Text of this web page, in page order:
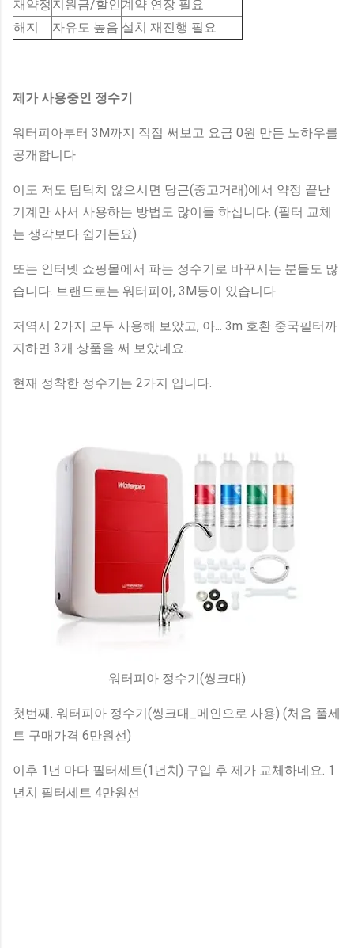
재약정 지원금/할인 계약 연장 필요
해지
자유도 높음 설치 재진행 필요
제가 사용중인 정수기
워터피아부터 3M까지 직접 써보고 요금 0원 만든 노하우를
공개합니다
이도 저도 탐탁치 않으시면 당근(중고거래)에서 약정 끝난
기계만 사서 사용하는 방법도 많이들 하십니다. (필터 교체
는 생각보다 쉽거든요)
또는 인터넷 쇼핑몰에서 파는 정수기로 바꾸시는 분들도 많
습니다. 브랜드로는 워터피아, 3M등이 있습니다.
저역시 2가지 모두 사용해 보았고, 아... 3m 호환 중국필터까
지하면 3개 상품을 써 보았네요.
현재 정착한 정수기는 2가지 입니다.
워터피아 정수기(씽크대)
첫번째. 워터피아 정수기(씽크대_메인으로 사용) (처음 풀세
트 구매가격 6만원선)
이후 1년 마다 필터세트(1년치) 구입 후 제가 교체하네요. 1
년치 필터세트 4만원선